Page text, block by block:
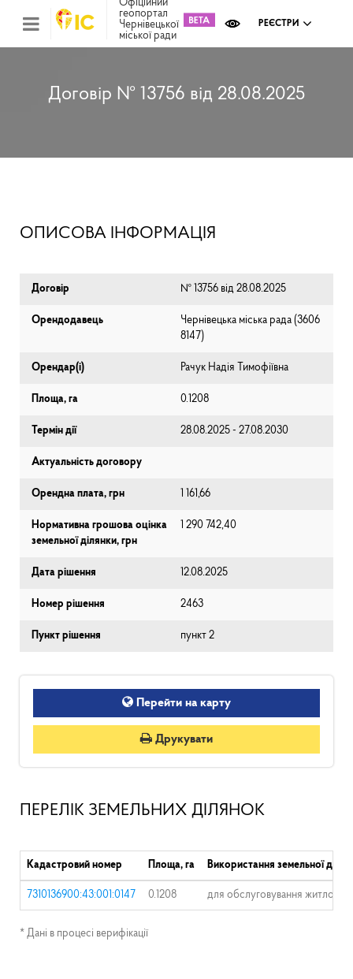
Офіційний
геопортал
Чернівецької
міської ради
РЕЄСТРИ
Договір № 13756 від 28.08.2025
ОПИСОВА ІНФОРМАЦІЯ
Договір № 13756 від 28.08.2025
Орендодавець
Чернівецька міська рада (⁨3606
8147⁩)
Орендар(і) Рачук Надія Тимофіївна
Площа, га 0.1208
Термін дії 28.08.2025 - 27.08.2030
Актуальність договору
Орендна плата, грн 1 161,66
Нормативна грошова оцінка
земельної ділянки, грн
1 290 742,40
Дата рішення 12.08.2025
Номер рішення 2463
Пункт рішення пункт 2
Перейти на карту
Друкувати
ПЕРЕЛІК ЗЕМЕЛЬНИХ ДІЛЯНОК
Кадастровий номер Площа, га Використання земельної
7310136900:43:001:0147 0.1208 для обслуговування
* Дані в процесі верифікації